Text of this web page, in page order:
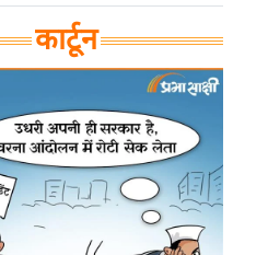
कार्टून